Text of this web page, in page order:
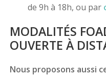
de 9h à 18h, ou par
MODALITÉS
OUVERTE À
Nous proposons aussi